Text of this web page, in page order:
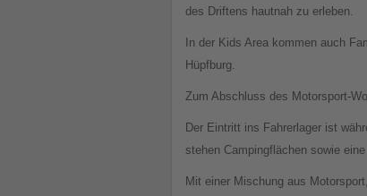
des Driftens hautnah zu erleben.
In der Kids Area kommen auch
Hüpfburg.
Zum Abschluss des Motorsport-
Der Eintritt ins Fahrerlager ist
stehen Campingflächen sowie
Mit einer Mischung aus